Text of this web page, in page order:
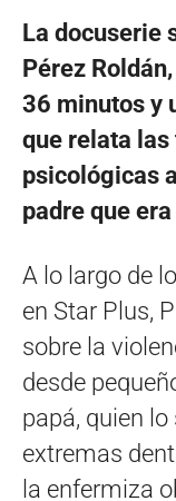
La docuserie
Pérez
36 minutos y
que relata
psicológicas
padre que
A lo largo de
en Star Plus,
sobre la
desde
papá, quien
extremas
la enfermiza